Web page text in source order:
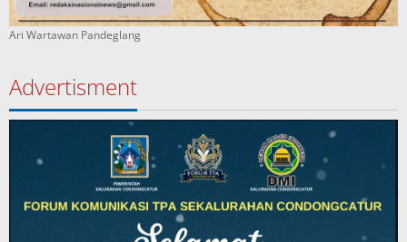
Ari Wartawan Pandeglang
Advertisment